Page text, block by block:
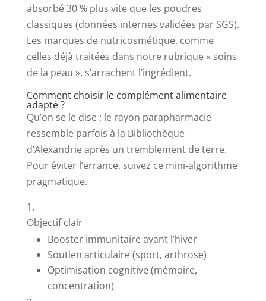
absorbé 30 % plus vite que les poudres
classiques (données internes validées par SGS).
Les marques de nutricosmétique, comme
celles déjà traitées dans notre rubrique « soins
de la peau », s’arrachent l’ingrédient.
Comment choisir le complément alimentaire
adapté ?
Qu’on se le dise : le rayon parapharmacie
ressemble parfois à la Bibliothèque
d’Alexandrie après un tremblement de terre.
Pour éviter l’errance, suivez ce mini-algorithme
pragmatique.
Objectif clair
Booster immunitaire avant l’hiver
Soutien articulaire (sport, arthrose)
Optimisation cognitive (mémoire,
concentration)